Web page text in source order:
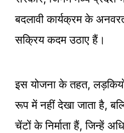
बदलावी कार्यक्रम के
सक्रिय कदम उठाए हैं।
इस योजना के तहत,
रूप में नहीं देखा जाता है,
चेंटों के निर्माता हैं, जिन्हें